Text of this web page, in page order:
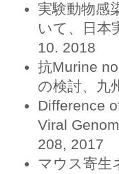
実験動物感
いて、日本
10. 2018
抗Murine
の検討、九
Difference
Viral
208, 2017
マウス寄生